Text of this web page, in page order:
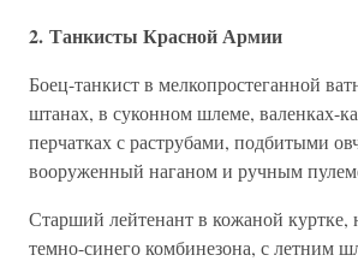
2. Танкисты Красной Армии
Боец-танкист в мелкопростеганной
штанах, в суконном шлеме, валенках-
перчатках с раструбами, подбитыми
вооруженный наганом и ручным
Старший лейтенант в кожаной куртке,
темно-синего комбинезона, с летним